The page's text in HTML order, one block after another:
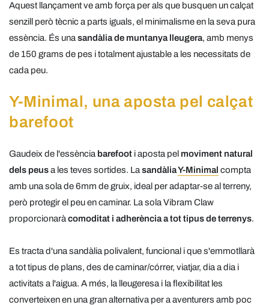
Aquest llançament ve amb força per als que busquen un calçat
senzill però tècnic a parts iguals, el minimalisme en la seva pura
essència. És una sandàlia de muntanya lleugera, amb menys
de 150 grams de pes i totalment ajustable a les necessitats de
cada peu.
Y-Minimal, una aposta pel calçat
barefoot
Gaudeix de l'essència barefoot i aposta pel moviment natural
dels peusa les teves sortides. La sandàliaY-Minimal compta
amb una sola de 6mm de gruix, ideal per adaptar-se al terreny,
però protegir el peu en caminar. La sola Vibram Claw
proporcionarà comoditat i adherència a tot tipus de terrenys.
Es tracta d'una sandàlia polivalent, funcional i que s'emmotllarà
a tot tipus de plans, des de caminar/córrer, viatjar, dia a dia i
activitats a l'aigua. A més, la lleugeresa i la flexibilitat les
converteixen en una gran alternativa per a aventurers amb poc